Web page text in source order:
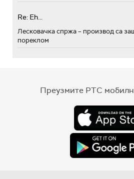
Re: Eh...
Лесковачка спржа – производ са
пореклом
Преузмите РТС